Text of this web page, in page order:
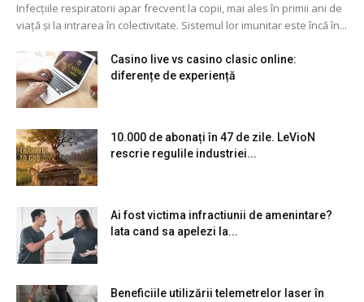
Infecțiile respiratorii apar frecvent la copii, mai ales în primii ani de
viață și la intrarea în colectivitate. Sistemul lor imunitar este încă în...
Casino live vs casino clasic online:
diferențe de experiență
10.000 de abonați în 47 de zile. LeVioN
rescrie regulile industriei...
Ai fost victima infractiunii de amenintare?
Iata cand sa apelezi la...
Beneficiile utilizării telemetrelor laser în